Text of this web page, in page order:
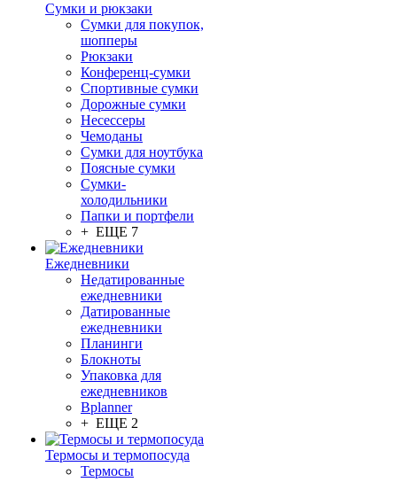
Сумки и рюкзаки
Сумки для покупок,
шопперы
Рюкзаки
Конференц-сумки
Спортивные сумки
Дорожные сумки
Несессеры
Чемоданы
Сумки для ноутбука
Поясные сумки
Сумки-
холодильники
Папки и портфели
+ ЕЩЕ 7
Ежедневники
Недатированные
ежедневники
Датированные
ежедневники
Планинги
Блокноты
Упаковка для
ежедневников
Bplanner
+ ЕЩЕ 2
Термосы и термопосуда
Термосы